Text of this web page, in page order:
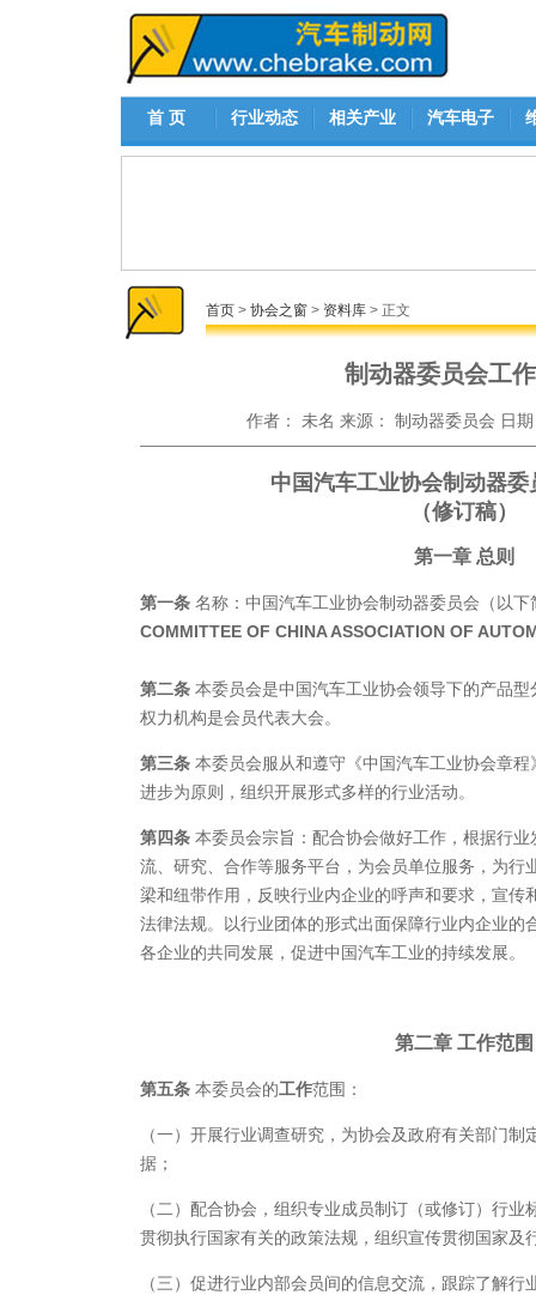
首 页 行业动态 相关产业 汽车电子
首页 > 协会之窗 > 资料库 > 正文
制动器委员会工
作者： 未名 来源： 制动器委员会 日
中国汽车工业协会制动器委
（修订稿）
第一章 总则
第一条 名称：中国汽车工业协会制动器委员会（以
COMMITTEE OF CHINA ASSOCIATION OF
第二条 本委员会是中国汽车工业协会领导下的产品
权力机构是会员代表大会。
第三条 本委员会服从和遵守《中国汽车工业协会章
进步为原则，组织开展形式多样的行业活动。
第四条 本委员会宗旨：配合协会做好工作，根据行
流、研究、合作等服务平台，为会员单位服务，为行
梁和纽带作用，反映行业内企业的呼声和要求，宣传
法律法规。以行业团体的形式出面保障行业内企业的
各企业的共同发展，促进中国汽车工业的持续发展。
第二章 工作范围
第五条 本委员会的工作范围：
（一）开展行业调查研究，为协会及政府有关部门
据；
（二）配合协会，组织专业成员制订（或修订）行
贯彻执行国家有关的政策法规，组织宣传贯彻国家及
（三）促进行业内部会员间的信息交流，跟踪了解